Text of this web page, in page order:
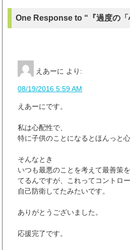
ド
ウ
)
さ
い
ド
ウ
開
き
す
)
One Response to “『過度の「
えあーに より:
08/19/2016 5:59 AM
えあーにです。
私は心配性で、
特に子供のことになるとほんっと
そんなとき
いつも最悪のことを考えて最善策
てるんですが、これってコントロ
自己防衛してたみたいです。
ありがとうございました。
応援完了です。